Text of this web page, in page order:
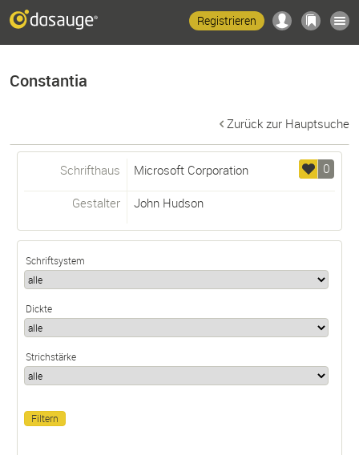
Registrieren
Constantia
Zurück zur Hauptsuche
0
Schrifthaus Microsoft Corporation
Gestalter John Hudson
Schriftsystem
Dickte
Strichstärke